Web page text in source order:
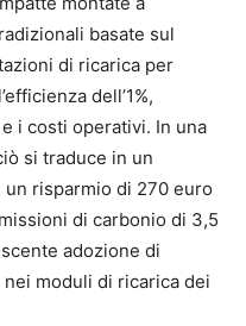
basate sul
di ricarica per
dell’1%,
i costi operativi. In una
si traduce in un
risparmio di 270 euro
di carbonio di 3,5
adozione di
moduli di ricarica dei